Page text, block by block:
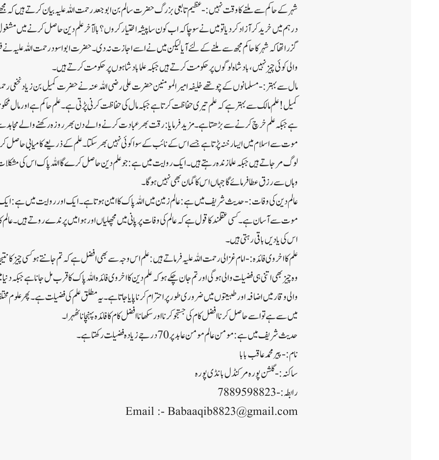
درہم میں خرید کر آزاد کر دیا تو میں نے سوچا کہ اب کون سا پیشہ اختیار کروں ؟ بالآخر علم دین حاصل کرنے میں
گزرا تھا کہ شہر کا حاکم مجھ سے ملنے کے لئے آیا لیکن میں نے اسے اجازت نہ دی۔حضرت ابو اسود رحمت اللہ علیہ
والی کوئی چیز نہیں، بادشاہ لوگوں پر حکومت کرتے ہیں جبکہ علما بادشاہوں پر حکومت کرتے ہیں۔
مال سے بہتر :- مسلمانوں کے چوتھے خلیفہ امیر المومنین حضرت علی رضی اللہ عنہ نے حضرت کمیل بن زیاد نخعی
کمیل! علم مالک سے بہتر ہے کہ علم تیری حفاظت کرتا ہے جبکہ مال کی حفاظت کرنی پڑتی ہے ۔ علم حاکم ہے اور مال
ہے جبکہ علم خرچ کرنے سے بڑھتا ہے۔ مزید فرمایا: رقت بھر عبادت کرنے والے دن بھر روزہ رکھنے والے مجاہد
موت سے اسلام میں ایسا رخنہ پڑتا ہے جسے اس کے نائب کے سوا کوئی نہیں بھر سکتا ۔ علم کے ذریعے کامیابی حاصل
لوگ مر جاتے ہیں جبکہ علما زندہ رہتے ہیں۔ ایک روایت میں ہے: جو علم دین حاصل کرے گا اللہ پاک اس کی
وہاں سے رزق عطا فرمائے گا جہاں اس کا گمان بھی نہیں ہوگا ۔
عالم دین کی وفات :- حدیث شریف میں ہے: عالم زمین میں اللہ پاک کا امین ہوتا ہے۔ ایک اور روایت میں ہے:
موت سے آسان ہے۔کسی عقلمند کا قول ہے کہ عالم کی وفات پر پانی میں مچھلیاں اور ہوا میں پرندے روتے ہیں۔ عالم
اس کی یادیں باقی رہتی ہیں۔
علم کا اخروی فائدہ:- امام غزالی رحمت اللہ علیہ فرماتے ہیں : علم اس وجہ سے بھی افضل ہے کہ تم جانتے ہو کسی چیز کا
وہ چیز بھی اتنی ہی فضیلت والی ہوگی اور تم جان چکے ہو کہ علم دین کا اخروی فائدہ اللہ پاک کا قرب مل جانا ہے جبکہ
والی وقار میں اضافہ اور طبیعتوں میں ضروری طور پر احترام کرنا پایا جاتا ہے۔ یہ مطلق علم کی فضیلت ہے ۔ پھر
میں سے ہے تو اسے حاصل کرنا افضل کام کی جستجو کرنا اور سکھانا افضل کام کا فائدہ پہنچانا ٹھہرا۔
حدیث شریف میں ہے: مومن عالم مومن عابد پر 70 درجے زیادہ فضیلت رکھتا ہے ۔
نام :- پیر محمد عاقب بابا
ساکنہ:- گلشن پورہ مرکنڈل بانڈی پورہ
رابطہ:- 7889598823
Email :- Babaaqib8823@gmail.com